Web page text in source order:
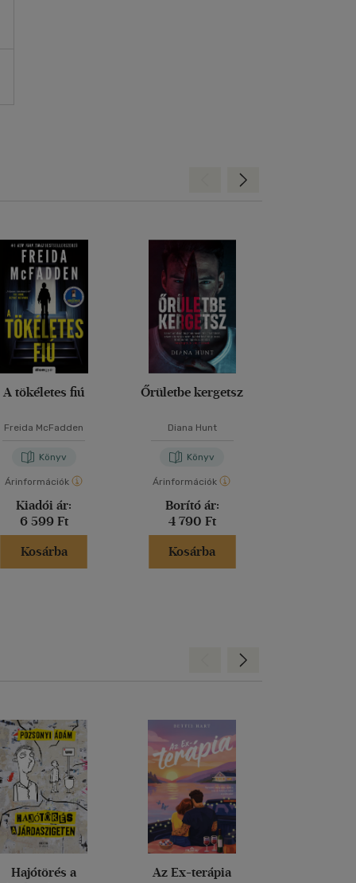
A tökéletes fiú
Freida McFadden
Könyv
Árinformációk
Kiadói ár:
6 599 Ft
Kosárba
Őrületbe kergetsz
Diana Hunt
Könyv
Árinformációk
Borító ár:
4 790 Ft
Kosárba
Előre
Hajótörés a
Az Ex-terápia
Előre